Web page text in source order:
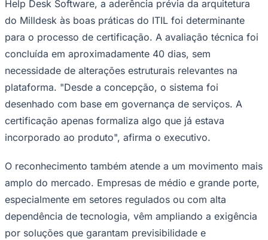
Corinthians
Para Luciano Costa, cofundador da Setrion e da Milldesk
Help Desk Software, a certificação tem impacto direto
na expansão comercial da plataforma. "Além de validar
tecnicamente o produto, o reconhecimento amplia a
confiança de clientes corporativos e do setor público.
Isso tende a acelerar ciclos de venda e facilitar
processos de homologação", destaca.
A empresa projeta crescimento de 30% no mercado
brasileiro e 50% na América Latina nos próximos 12
meses, impulsionado, em parte, pela visibilidade
associada ao ITIL. Fundada em 2005, a Setrion Software
atua no desenvolvimento de soluções SaaS voltadas à
gestão de atendimento e workflows empresariais. O